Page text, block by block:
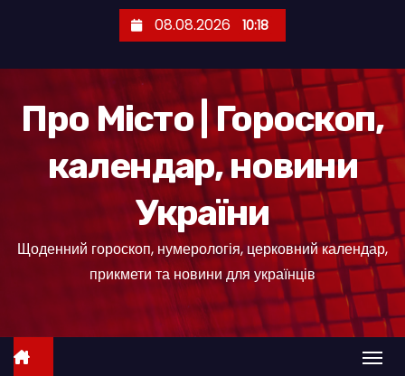
е
08.08.2026 10:18
Про Місто | Гороскоп,
календар, новини
України
Щоденний гороскоп, нумерологія, церковний календар,
прикмети та новини для українців